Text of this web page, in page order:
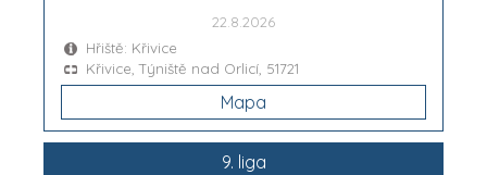
22.8.2026
Hřiště: Křivice
Křivice, Týniště nad Orlicí, 51721
Mapa
9. liga